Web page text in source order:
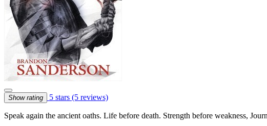
Show rating 5 stars (5 reviews)
Speak again the ancient oaths. Life before death. Strength before weakness,